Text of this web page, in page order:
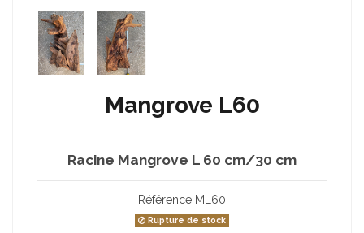
Mangrove L60
Racine Mangrove L 60 cm/30 cm
Référence ML60
Rupture de stock